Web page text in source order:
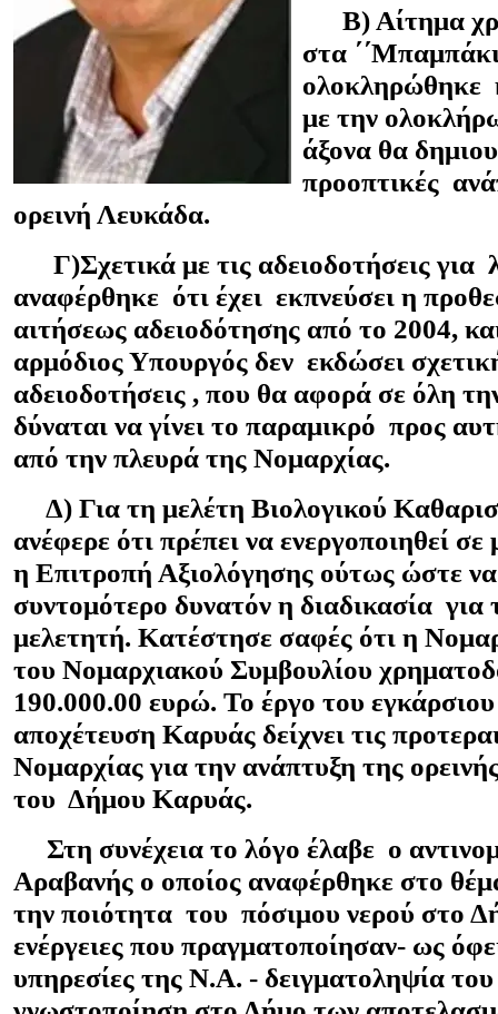
Β) Αίτημα
στα
ολοκληρώθηκε
με την
άξονα θα
προοπτικές
ορεινή Λευκάδα.
Γ)Σχετικά με τις αδειοδοτήσεις για
αναφέρθηκε ότι έχει εκπνεύσει η
αιτήσεως αδειοδότησης από το 2004,
αρμόδιος Υπουργός δεν εκδώσει
αδειοδοτήσεις , που θα αφορά σε όλη
δύναται να γίνει το παραμικρό προς
από την πλευρά της Νομαρχίας.
Δ) Για τη μελέτη Βιολογικού
ανέφερε ότι πρέπει να ενεργοποιηθεί
η Επιτροπή Αξιολόγησης ούτως ώστε
συντομότερο δυνατόν η διαδικασία για
μελετητή. Κατέστησε σαφές ότι η
του Νομαρχιακού Συμβουλίου
190.000.00 ευρώ. Το έργο του
αποχέτευση Καρυάς δείχνει τις
Νομαρχίας για την ανάπτυξη της
του Δήμου Καρυάς.
Στη συνέχεια το λόγο έλαβε ο
Αραβανής ο οποίος αναφέρθηκε στο
την ποιότητα του πόσιμου νερού στο
ενέργειες που πραγματοποίησαν- ως
υπηρεσίες της Ν.Α. - δειγματοληψία του